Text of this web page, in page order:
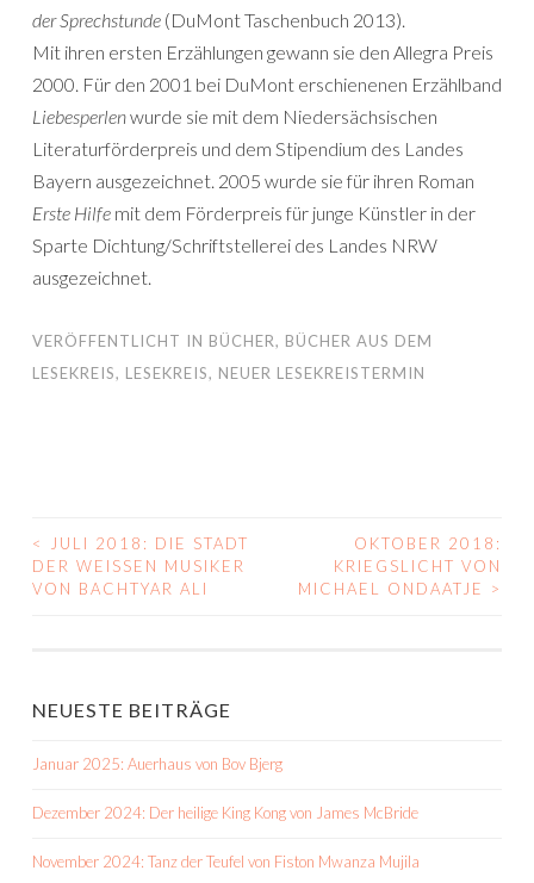
der Sprechstunde (DuMont Taschenbuch 2013).
Mit ihren ersten Erzählungen gewann sie den Allegra Preis
2000. Für den 2001 bei DuMont erschienenen Erzählband
Liebesperlenwurde sie mit dem Niedersächsischen
Literaturförderpreis und dem Stipendium des Landes
Bayern ausgezeichnet. 2005 wurde sie für ihren Roman
Erste Hilfe mit dem Förderpreis für junge Künstler in der
Sparte Dichtung/Schriftstellerei des Landes NRW
ausgezeichnet.
VERÖFFENTLICHT IN BÜCHER, BÜCHER AUS DEM
LESEKREIS, LESEKREIS, NEUER LESEKREISTERMIN
BEITRAGS-
NAVIGATION
<
JULI 2018: DIE STADT
DER WEISSEN MUSIKER V
ON BACHTYAR ALI
OKTOBER 2018:
KRIEGSLICHT VON
MICHAEL ONDAATJE
>
NEUESTE BEITRÄGE
Januar 2025: Auerhaus von Bov Bjerg
Dezember 2024: Der heilige King Kong von James McBride
November 2024: Tanz der Teufel von Fiston Mwanza Mujila